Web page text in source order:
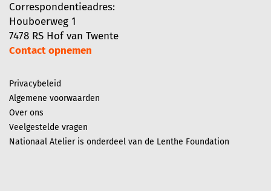
Correspondentieadres:
Houboerweg 1
7478 RS Hof van Twente
Contact opnemen
Privacybeleid
Algemene voorwaarden
Over ons
Veelgestelde vragen
Nationaal Atelier is onderdeel van de Lenthe Foundation